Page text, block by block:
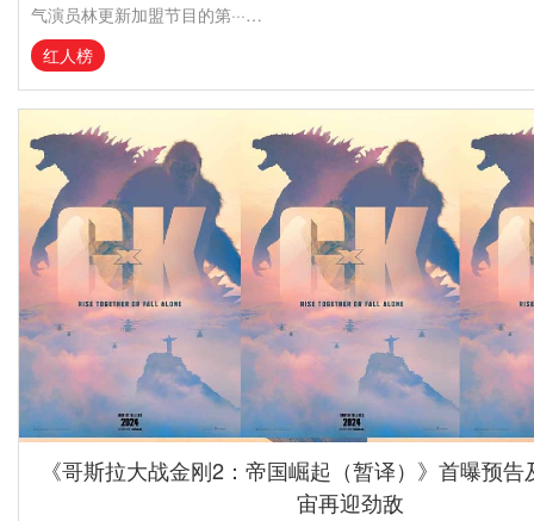
气演员林更新加盟节目的第···…
红人榜
《哥斯拉大战金刚2：帝国崛起（暂译）》首曝预
宙再迎劲敌